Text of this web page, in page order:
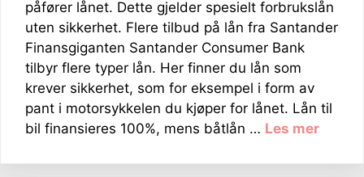
påfører lånet. Dette gjelder spesielt forbrukslån
uten sikkerhet. Flere tilbud på lån fra Santander
Finansgiganten Santander Consumer Bank
tilbyr flere typer lån. Her finner du lån som
krever sikkerhet, som for eksempel i form av
pant i motorsykkelen du kjøper for lånet. Lån til
bil finansieres 100%, mens båtlån … Les mer